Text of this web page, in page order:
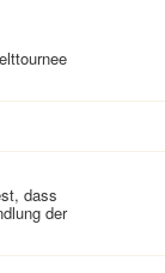
dass
der